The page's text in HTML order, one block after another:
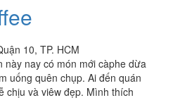
10, TP. HCM
này nay có món mới càphe dừa
uống quên chụp. Ai đến quán
chịu và viêw đẹp. Mình thích